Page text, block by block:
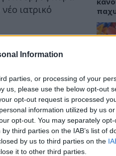
Information
parties, or processing of your
us, please use the below opt-out
opt-out request is processed
information utilized by us
opt-out. You may separately
third parties on the IAB’s list of
by us to third parties on the
it to other third parties.
ιατρικό
τω Πρωθυπουργώ
ΜΕΘ του
του σε
καθιερωμένης
ΙΣΑ: